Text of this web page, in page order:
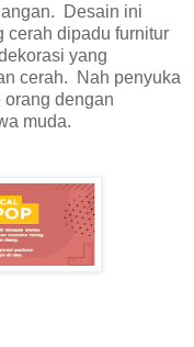
Desain ini
cerah dipadu furnitur
yang
cerah. Nah penyuka
dengan
muda.